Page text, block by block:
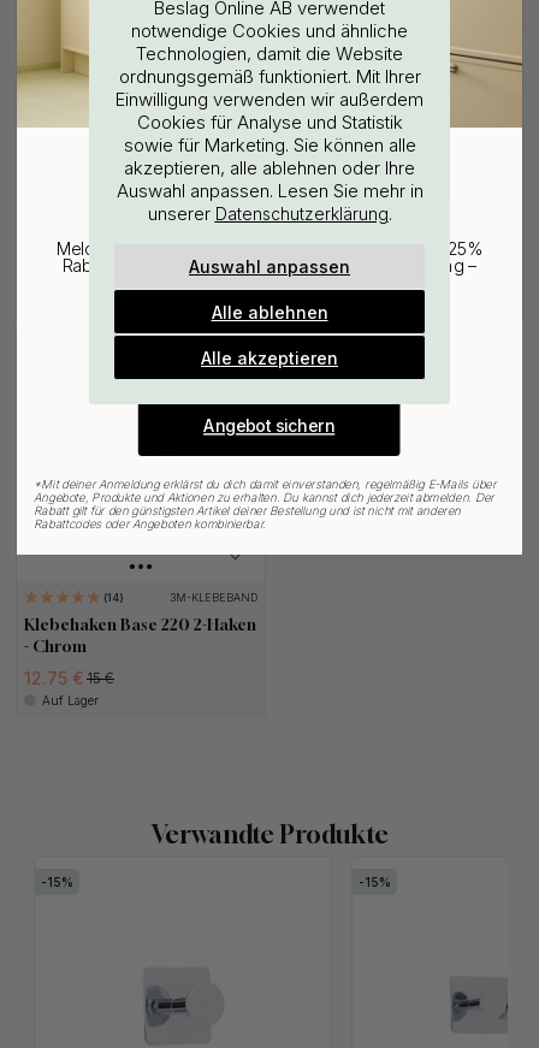
Oberflächenreinigungstuch
Auf Lager
14 3M-KLEBEBAND
Klebehaken Base 220 2-Haken
- Chrom
12.75 € 15 €
Auf Lager
Verwandte Produkte
15 15
Beslag Online AB verwendet
notwendige Cookies und ähnliche
Technologien, damit die Website
ordnungsgemäß funktioniert. Mit Ihrer
Einwilligung verwenden wir außerdem
Cookies für Analyse und Statistik
sowie für Marketing. Sie können alle
akzeptieren, alle ablehnen oder Ihre
Auswahl anpassen. Lesen Sie mehr in
unserer Datenschutzerklärung.
Auswahl anpassen
Alle ablehnen
Alle akzeptieren
WOULD YOU RATHER VISIT?
EU
CHANGE COUNTRY
25% Rabatt auf deinen
günstigsten Artikel
Melde dich für unseren Newsletter an und erhalte 25%
Rabatt auf den günstigsten Artikel deiner Bestellung –
plus Inspiration und exklusive Angebote.
Gültig bis zum 31. August
Angebot sichern
*Mit deiner Anmeldung erklärst du dich damit einverstanden, regelmäßig E-Mails über
Angebote, Produkte und Aktionen zu erhalten. Du kannst dich jederzeit abmelden. Der
Rabatt gilt für den günstigsten Artikel deiner Bestellung und ist nicht mit anderen
Rabattcodes oder Angeboten kombinierbar.